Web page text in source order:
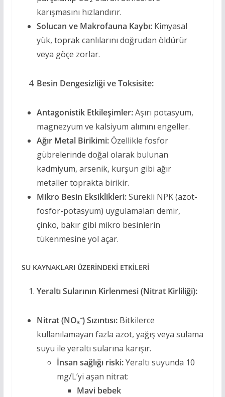
karışmasını hızlandırır.
Solucan ve Makrofauna Kaybı:Kimyasal
yük, toprak canlılarını doğrudan öldürür
veya göçe zorlar.
Besin Dengesizliği ve Toksisite:
Antagonistik Etkileşimler:Aşırı potasyum,
magnezyum ve kalsiyum alımını engeller.
Ağır Metal Birikimi:Özellikle fosfor
gübrelerinde doğal olarak bulunan
kadmiyum, arsenik, kurşun gibi ağır
metaller toprakta birikir.
Mikro Besin Eksiklikleri:Sürekli NPK (azot-
fosfor-potasyum) uygulamaları demir,
çinko, bakır gibi mikro besinlerin
tükenmesine yol açar.
SU KAYNAKLARI ÜZERİNDEKİ ETKİLERİ
Yeraltı Sularının Kirlenmesi (Nitrat Kirliliği):
Nitrat (NO₃⁻) Sızıntısı:Bitkilerce
kullanılamayan fazla azot, yağış veya sulama
suyu ile yeraltı sularına karışır.
İnsan sağlığı riski:Yeraltı suyunda 10
mg/L’yi aşan nitrat:
Mavi bebek